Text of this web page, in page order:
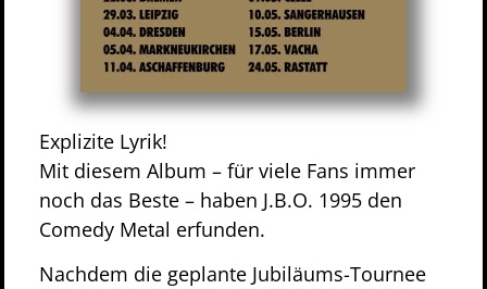
Explizite Lyrik!
Mit diesem Album – für viele Fans immer
noch das Beste – haben J.B.O. 1995 den
Comedy Metal erfunden.
Nachdem die geplante Jubiläums-Tournee